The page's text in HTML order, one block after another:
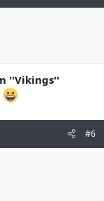
''Vikings''
#6